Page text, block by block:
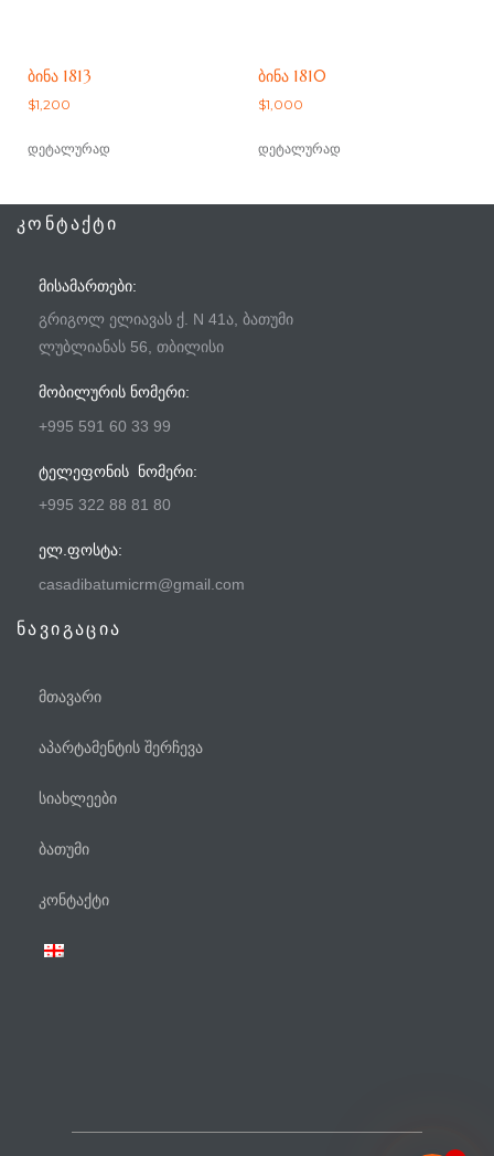
ᲑᲘᲜᲐ 1813
$1,200
დეტალურად
ᲑᲘᲜᲐ 1810
$1,000
დეტალურად
ᲙᲝᲜᲢᲐᲥᲢᲘ
ᲛᲘᲡᲐᲛᲐᲠᲗᲔᲑᲘ:
გრიგოლ ელიავას ქ. N 41ა, ბათუმი
ლუბლიანას 56, თბილისი
ᲛᲝᲑᲘᲚᲣᲠᲘᲡ ᲜᲝᲛᲔᲠᲘ:
+995 591 60 33 99
ᲢᲔᲚᲔᲤᲝᲜᲘᲡ ᲜᲝᲛᲔᲠᲘ:
+995 322 88 81 80
ᲔᲚ.ᲤᲝᲡᲢᲐ:
casadibatumicrm@gmail.com
ნავიგაცია
მთავარი
აპარტამენტის შერჩევა
სიახლეები
ბათუმი
კონტაქტი